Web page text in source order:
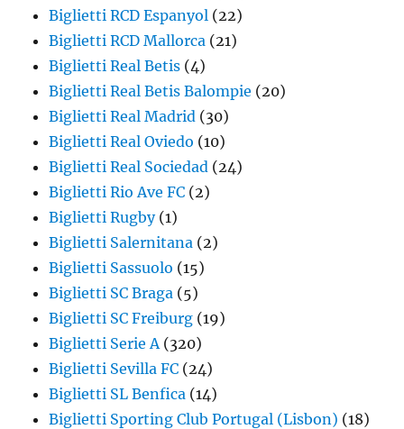
Biglietti RCD Espanyol (22)
Biglietti RCD Mallorca (21)
Biglietti Real Betis (4)
Biglietti Real Betis Balompie (20)
Biglietti Real Madrid (30)
Biglietti Real Oviedo (10)
Biglietti Real Sociedad (24)
Biglietti Rio Ave FC (2)
Biglietti Rugby(1)
Biglietti Salernitana (2)
Biglietti Sassuolo (15)
Biglietti SC Braga (5)
Biglietti SC Freiburg (19)
Biglietti Serie A (320)
Biglietti Sevilla FC (24)
Biglietti SL Benfica (14)
Biglietti Sporting Club Portugal (Lisbon) (18)